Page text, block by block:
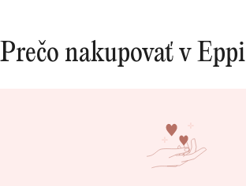
Prečo nakupovať v Eppi